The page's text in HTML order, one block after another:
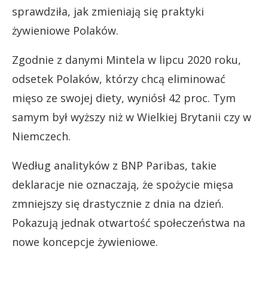
sprawdziła, jak zmieniają się praktyki
żywieniowe Polaków.
Zgodnie z danymi Mintela w lipcu 2020 roku,
odsetek Polaków, którzy chcą eliminować
mięso ze swojej diety, wyniósł 42 proc. Tym
samym był wyższy niż w Wielkiej Brytanii czy w
Niemczech.
Według analityków z BNP Paribas, takie
deklaracje nie oznaczają, że spożycie mięsa
zmniejszy się drastycznie z dnia na dzień.
Pokazują jednak otwartość społeczeństwa na
nowe koncepcje żywieniowe.